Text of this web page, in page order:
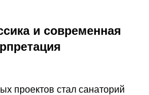
и современная
проектов стал санаторий